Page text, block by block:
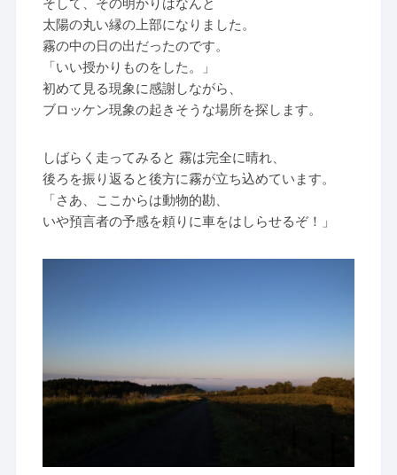
太陽の丸い縁の上部になりました。
霧の中の日の出だったのです。
「いい授かりものをした。」
初めて見る現象に感謝しながら、
ブロッケン現象の起きそうな場所を探します。
しばらく走ってみると 霧は完全に晴れ、
後ろを振り返ると後方に霧が立ち込めています。
「さあ、ここからは動物的勘、
いや預言者の予感を頼りに車をはしらせるぞ！」